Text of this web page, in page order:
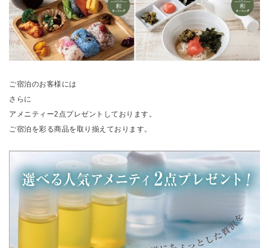
ご宿泊のお客様には
さらに
アメニティー2点プレゼントしております。
ご宿泊を彩る商品を取り揃えております。